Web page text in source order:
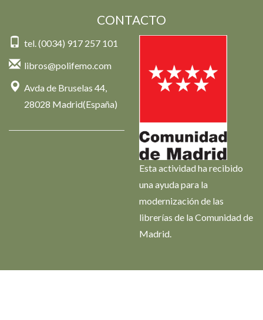
CONTACTO
tel. (0034) 917 257 101
libros@polifemo.com
Avda de Bruselas 44,
28028 Madrid(España)
Esta actividad ha recibido
una ayuda para la
modernización de las
librerías de la Comunidad de
Madrid.